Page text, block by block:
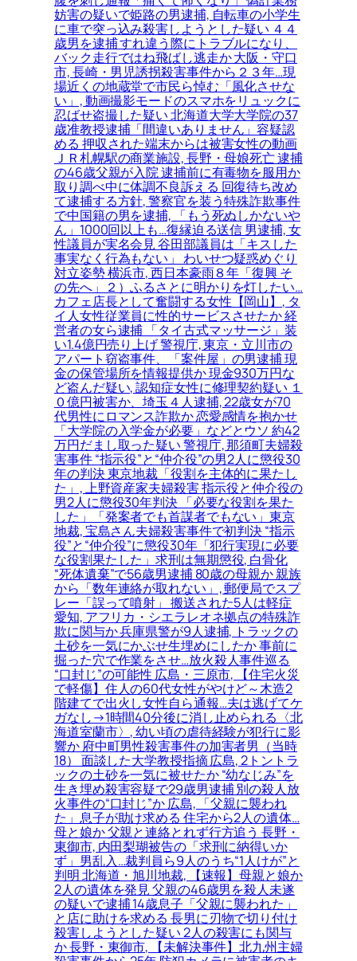
妨害の疑いで姫路の男逮捕, 自転車の小学生
に車で突っ込み殺害しようとした疑い ４４
歳男を逮捕 すれ違う際にトラブルになり、
バック走行ではね飛ばし逃走か 大阪・守口
市, 長崎・男児誘拐殺害事件から２３年…現
場近くの地蔵堂で市民ら悼む「風化させな
い」, 動画撮影モードのスマホをリュックに
忍ばせ盗撮した疑い 北海道大学大学院の37
歳准教授逮捕「間違いありません」容疑認
める 押収された端末からは被害女性の動画
ＪＲ札幌駅の商業施設, 長野・母娘死亡 逮捕
の46歳父親が入院 逮捕前に有毒物を服用か
取り調べ中に体調不良訴える 回復待ち改め
て逮捕する方針, 警察官を装う特殊詐欺事件
で中国籍の男を逮捕, 「もう死ぬしかないや
ん」1000回以上も…復縁迫る送信 男逮捕, 女
性議員が実名会見 谷田部議員は「キスした
事実なく行為もない」 わいせつ疑惑めぐり
対立姿勢 横浜市, 西日本豪雨８年「復興 そ
の先へ」２）ふるさとに明かりを灯したい…
カフェ店長として奮闘する女性【岡山】, タ
イ人女性従業員に性的サービスさせたか 経
営者の女ら逮捕 「タイ古式マッサージ」装
い1.4億円売り上げ 警視庁, 東京・立川市の
アパート窃盗事件、「案件屋」の男逮捕 現
金の保管場所を情報提供か 現金930万円な
ど盗んだ疑い, 認知症女性に修理契約疑い １
０億円被害か、埼玉４人逮捕, 22歳女が70
代男性にロマンス詐欺か 恋愛感情を抱かせ
「大学院の入学金が必要」などとウソ 約42
万円だまし取った疑い 警視庁, 那須町夫婦殺
害事件 “指示役”と“仲介役”の男2人に懲役30
年の判決 東京地裁「役割を主体的に果たし
た」, 上野資産家夫婦殺害 指示役と仲介役の
男2人に懲役30年判決 「必要な役割を果た
した」「発案者でも首謀者でもない」東京
地裁, 宝島さん夫婦殺害事件で初判決 “指示
役”と“仲介役”に懲役30年「犯行実現に必要
な役割果たした」求刑は無期懲役, 白骨化
“死体遺棄”で56歳男逮捕 80歳の母親か 親族
から「数年連絡が取れない」, 郵便局でスプ
レー「誤って噴射」 搬送された5人は軽症
愛知, アフリカ・シエラレオネ拠点の特殊詐
欺に関与か 兵庫県警が9人逮捕, トラックの
土砂を一気にかぶせ生埋めにしたか 事前に
掘った穴で作業をさせ…放火殺人事件巡る
“口封じ”の可能性 広島・三原市, 【住宅火災
で軽傷】住人の60代女性がやけど～木造2
階建てで出火し女性自ら通報…夫は逃げてケ
ガなし→1時間40分後に消し止められる〈北
海道室蘭市〉, 幼い頃の虐待経験が犯行に影
響か 府中町男性殺害事件の加害者男（当時
18） 面談した大学教授指摘 広島, 2トントラ
ックの土砂を一気に被せたか “幼なじみ”を
生き埋め殺害容疑で29歳男逮捕 別の殺人放
火事件の“口封じ”か 広島, 「父親に襲われ
た」息子が助け求める 住宅から2人の遺体…
母と娘か 父親と連絡とれず行方追う 長野・
東御市, 内田梨瑚被告の「求刑に納得いか
ず」男乱入…裁判員ら9人のうち“1人けが”と
判明 北海道・旭川地裁, 【速報】母親と娘か
2人の遺体を発見 父親の46歳男を殺人未遂
の疑いで逮捕 14歳息子「父親に襲われた」
と店に助けを求める 長男に刃物で切り付け
殺害しようとした疑い 2人の殺害にも関与
か 長野・東御市, 【未解決事件】北九州主婦